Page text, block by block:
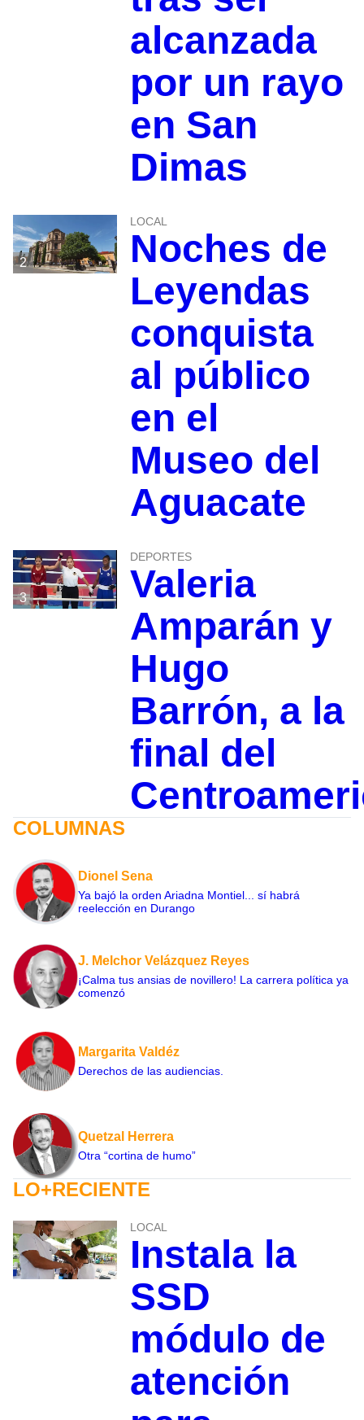
alcanzada
por un rayo
en San
Dimas
2
LOCAL
Noches de
Leyendas
conquista
al público
en el
Museo del
Aguacate
3
DEPORTES
Valeria
Amparán y
Hugo
Barrón, a la
final del
COLUMNAS
Dionel Sena
Ya bajó la orden Ariadna Montiel... sí habrá
reelección en Durango
J. Melchor Velázquez Reyes
¡Calma tus ansias de novillero! La carrera política ya
comenzó
Margarita Valdéz
Derechos de las audiencias.
Quetzal Herrera
Otra “cortina de humo”
LO+RECIENTE
LOCAL
Instala la
SSD
módulo de
atención